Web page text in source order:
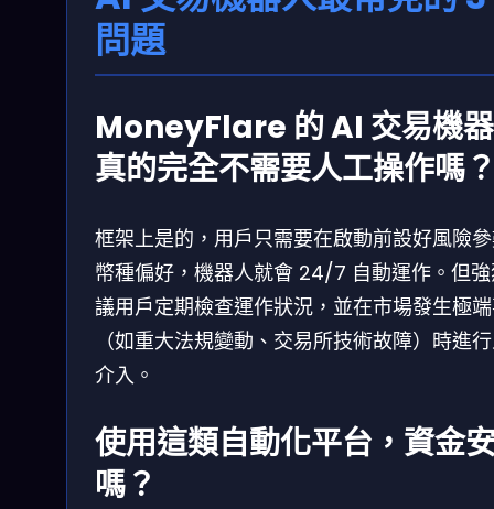
問題
MoneyFlare 的 AI 交易機
真的完全不需要人工操作嗎
框架上是的，用戶只需要在啟動前設好風險
幣種偏好，機器人就會 24/7 自動運作。但
議用戶定期檢查運作狀況，並在市場發生極
（如重大法規變動、交易所技術故障）時進
介入。
使用這類自動化平台，資金
嗎？